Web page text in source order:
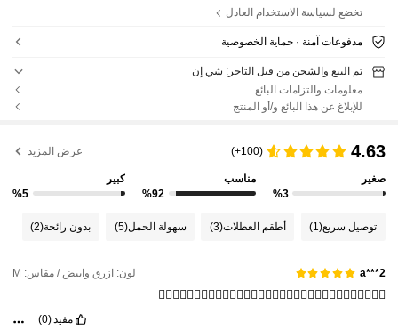
تخضع لسياسة الاستخدام العادل
مدفوعات آمنة · حماية الخصوصية
تم البيع والشحن من قبل التاجر: شي إن
معلومات والتزامات البائع
للإبلاغ عن هذا البائع و/أو المنتج
4.63
(100+) عرض المزيد
صغير
%3
مناسب
%92
كبير
%5
توصيل سريع(1) أطقم العطلات(3) سهولة الحمل(5) بدون رائحة(2)
a***2 لون: ازرق وابيض / مقاس: M
👍🏻👍🏻👍🏻👍🏻👍🏻👍🏻👍🏻👍🏻👍🏻👍🏻👍🏻👍🏻👍🏻👍🏻👍🏻👍🏻
مفيد(0)